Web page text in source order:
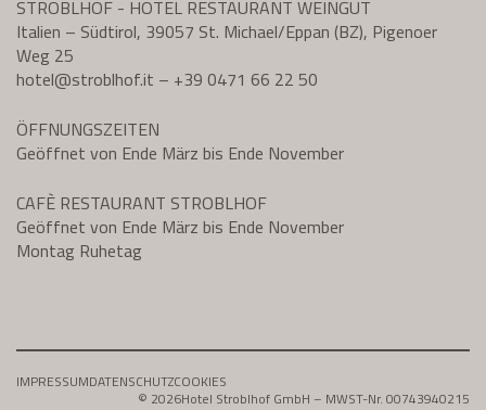
STROBLHOF - HOTEL RESTAURANT WEINGUT
Italien – Südtirol, 39057 St. Michael/Eppan (BZ), Pigenoer
Weg 25
hotel@stroblhof.it – +39 0471 66 22 50
ÖFFNUNGSZEITEN
Geöffnet von Ende März bis Ende November
CAFÈ RESTAURANT STROBLHOF
Geöffnet von Ende März bis Ende November
Montag Ruhetag
IMPRESSUMDATENSCHUTZCOOKIES
© 2026Hotel Stroblhof GmbH – MWST-Nr. 00743940215